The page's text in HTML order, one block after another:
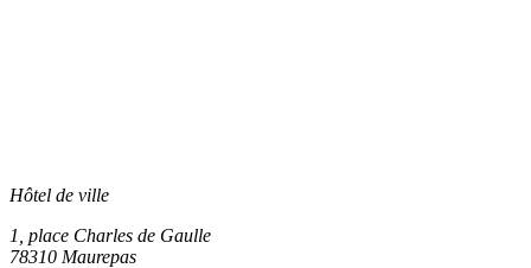
Hôtel de ville
1, place Charles de Gaulle
78310 Maurepas